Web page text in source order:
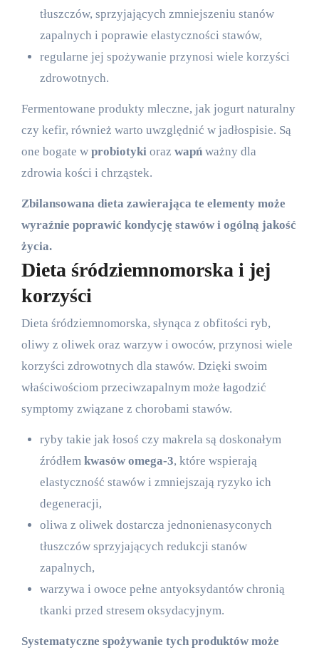
tłuszczów, sprzyjających zmniejszeniu stanów
zapalnych i poprawie elastyczności stawów,
regularne jej spożywanie przynosi wiele korzyści
zdrowotnych.
Fermentowane produkty mleczne, jak jogurt naturalny
czy kefir, również warto uwzględnić w jadłospisie. Są
one bogate w probiotykioraz wapńważny dla
zdrowia kości i chrząstek.
Zbilansowana dieta zawierająca te elementy może
wyraźnie poprawić kondycję stawów i ogólną jakość
życia.
Dieta śródziemnomorska i jej
korzyści
Dieta śródziemnomorska, słynąca z obfitości ryb,
oliwy z oliwek oraz warzyw i owoców, przynosi wiele
korzyści zdrowotnych dla stawów. Dzięki swoim
właściwościom przeciwzapalnym może łagodzić
symptomy związane z chorobami stawów.
ryby takie jak łosoś czy makrela są doskonałym
źródłem kwasów omega-3, które wspierają
elastyczność stawów i zmniejszają ryzyko ich
degeneracji,
oliwa z oliwek dostarcza jednonienasyconych
tłuszczów sprzyjających redukcji stanów
zapalnych,
warzywa i owoce pełne antyoksydantów chronią
tkanki przed stresem oksydacyjnym.
Systematyczne spożywanie tych produktów może